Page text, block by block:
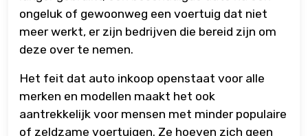
ongeluk of gewoonweg een voertuig dat niet
meer werkt, er zijn bedrijven die bereid zijn om
deze over te nemen.
Het feit dat auto inkoop openstaat voor alle
merken en modellen maakt het ook
aantrekkelijk voor mensen met minder populaire
of zeldzame voertuigen. Ze hoeven zich geen